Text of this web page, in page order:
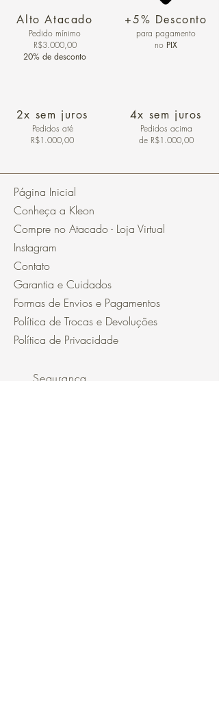
Alto Atacado
Pedido mínimo
R$3.000,00
20% de desconto
2x sem juros
Pedidos até
R$1.000,00
+5% Desconto
para pagamento
no PIX
4x sem juros
Pedidos acima
de R$1.000,00
Página Inicial
Conheça a Kleon
Compre no Atacado - Loja Virtual
Instagram
Contato
Garantia e Cuidados
Formas de Envios e Pagamentos
Política de Trocas e Devoluções
Política de Privacidade
Segurança